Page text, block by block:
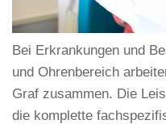
Bei Erkrankungen und
und Ohrenbereich
Graf zusammen. Die
die komplette